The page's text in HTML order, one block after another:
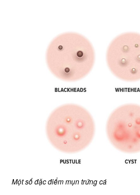
Một số đặc điểm mụn trứng cá